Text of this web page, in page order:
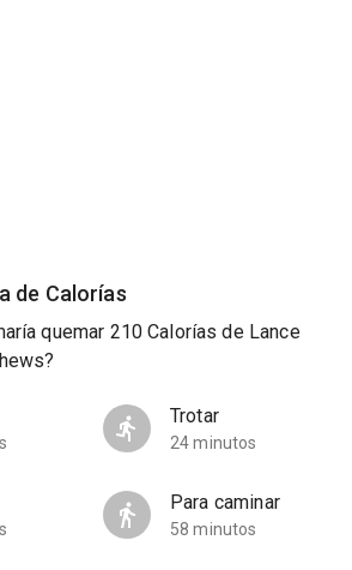
de Calorías
quemar 210 Calorías de Lance
Trotar
24 minutos
Para caminar
58 minutos